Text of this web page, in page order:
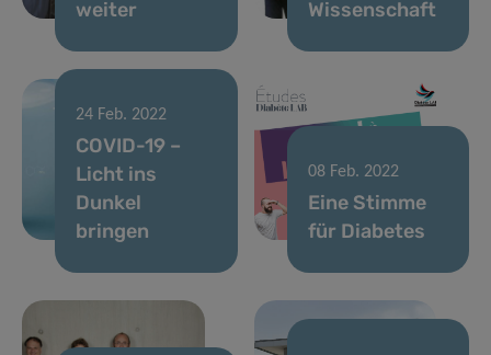
weiter
Wissenschaft
24 Feb. 2022
COVID-19 –
Licht ins
Dunkel
bringen
08 Feb. 2022
Eine Stimme
für Diabetes